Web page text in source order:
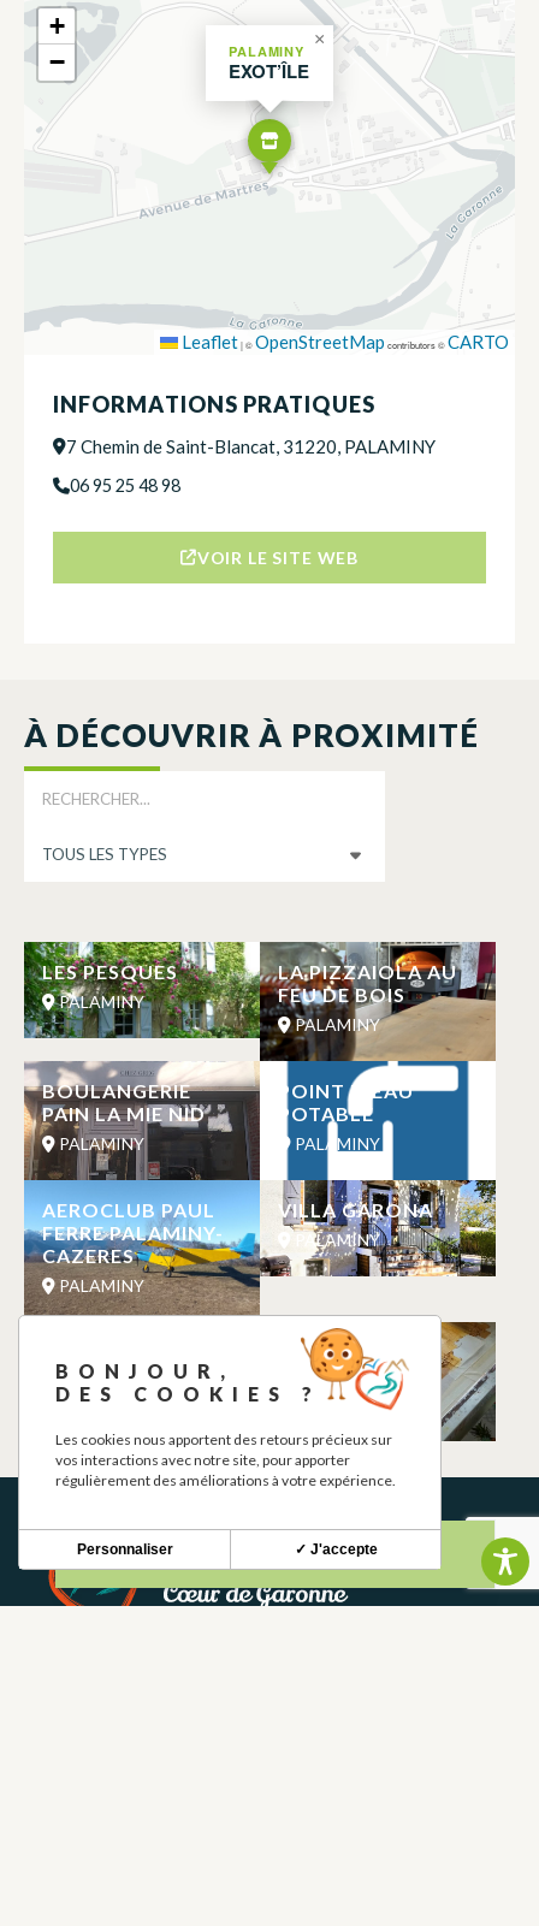
PALAMINY
EXOT’ÎLE
×
+
−
Leaflet|©OpenStreetMap contributors ©CARTO
INFORMATIONS PRATIQUES
7 Chemin de Saint-Blancat, 31220, PALAMINY
06 95 25 48 98
VOIR LE SITE WEB
À DÉCOUVRIR À PROXIMITÉ
LES PESQUES
PALAMINY
LA PIZZAIOLA AU
FEU DE BOIS
PALAMINY
BOULANGERIE
PAIN LA MIE NID
PALAMINY
POINT D’EAU
POTABLE
PALAMINY
AEROCLUB PAUL
FERRE PALAMINY-
CAZERES
PALAMINY
VILLA GARONA
PALAMINY
PALAMINY
MOIRAGES
SERIGRAPHIE
PALAMINY
BONJOUR,
DES COOKIES ?
Les cookies nous apportent des retours précieux sur
vos interactions avec notre site, pour apporter
régulièrement des améliorations à votre expérience.
✓ J'accepte
Personnaliser